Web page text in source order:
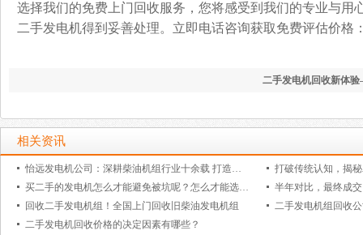
选择我们的免费上门回收服务，您将感受到我们的专业与
二手发电机得到妥善处理。立即电话咨询获取免费评估价格
二手发电机回收新体
相关资讯
怡远发电机公司：深耕柴油机组行业十余载 打造全链条一站式电力解决方案
买二手的发电机怎么才能避免被坑呢？怎么才能选到质量好的柴油发电机组呢？
回收二手发电机组！全国上门回收旧柴油发电机组
二手发电机回收价格的决定因素有哪些？